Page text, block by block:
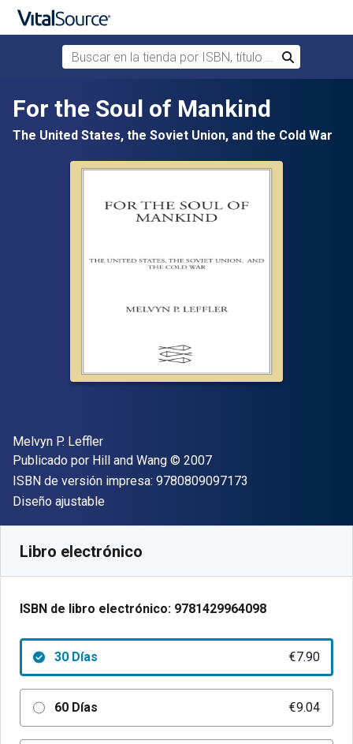
Saltar al contenido principal
Buscar en la tienda por ISBN, título o autor
Buscar
For the Soul of Mankind
The United States, the Soviet Union, and the Cold War
Autor(es)
Melvyn P. Leffler
Editorial
Publicado por Hill and Wang Copyright
© 2007
ISBN de versión impresa: 9780809097173
Formato
Diseño ajustable
Libro electrónico
ISBN de libro electrónico: 9781429964098
30 Días €7.90
60 Días €9.04